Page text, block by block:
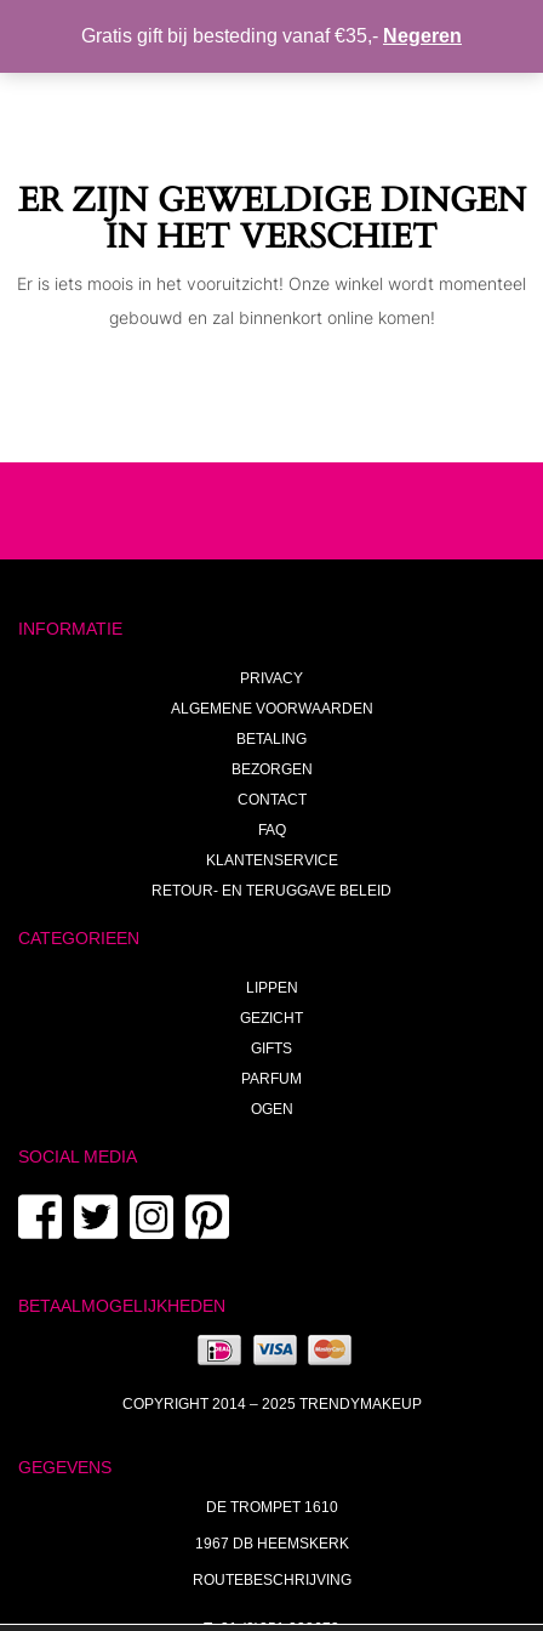
Toggle
MIJN ACCOUNT VERLANGLIJST
ER ZIJN GEWELDIGE DINGEN
IN HET VERSCHIET
Er is iets moois in het vooruitzicht! Onze winkel wordt momenteel
gebouwd en zal binnenkort online komen!
INFORMATIE
PRIVACY
ALGEMENE VOORWAARDEN
BETALING
BEZORGEN
CONTACT
FAQ
KLANTENSERVICE
RETOUR- EN TERUGGAVE BELEID
CATEGORIEEN
LIPPEN
GEZICHT
GIFTS
PARFUM
OGEN
SOCIAL MEDIA
BETAALMOGELIJKHEDEN
COPYRIGHT 2014 – 2025 TRENDYMAKEUP
GEGEVENS
DE TROMPET 1610
1967 DB HEEMSKERK
ROUTEBESCHRIJVING
Gratis gift bij besteding vanaf €35,- Negeren